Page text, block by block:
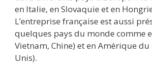
en Italie, en Slovaquie et en
L’entreprise française est aussi
quelques pays du monde comme
Vietnam, Chine) et en Amérique
Unis).